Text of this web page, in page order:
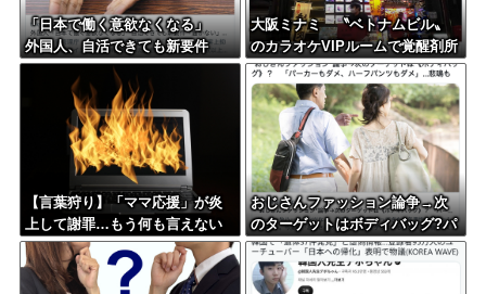
「日本で働く意欲なくなる」
外国人、自活できても新要件
「届かない」…永住許可厳格化
で「日本離れ」か
大阪ミナミ 〝ベトナムビル〟
のカラオケVIPルームで覚醒剤所
持、ベトナム国籍8人逮捕
【言葉狩り】「ママ応援」が炎
上して謝罪…もう何も言えない
おじさんファッション論争→次
のターゲットはボディバッグ?パ
ーカーもダメハーフパンツもダ
メ悲鳴も